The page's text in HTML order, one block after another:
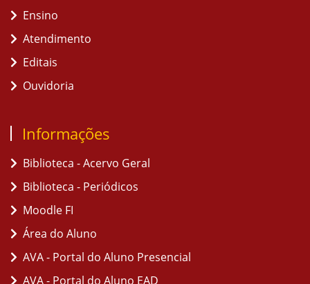
Ensino
Atendimento
Editais
Ouvidoria
Informações
Biblioteca - Acervo Geral
Biblioteca - Periódicos
Moodle FI
Área do Aluno
AVA - Portal do Aluno Presencial
AVA - Portal do Aluno EAD